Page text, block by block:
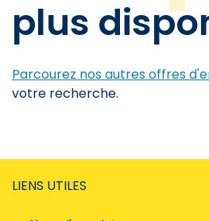
plus
Parcourez nos autres offres
votre recherche.
LIENS UTILES